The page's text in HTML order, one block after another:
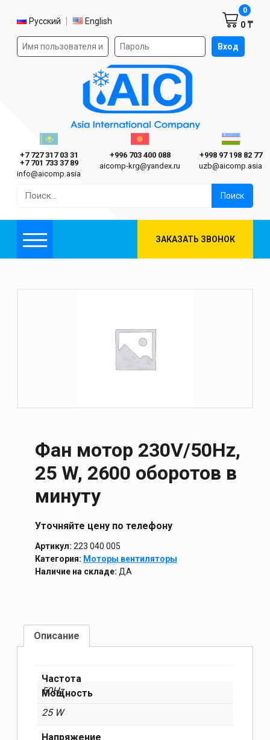
Выбор языка
Русский English
Форма авторизации на сайте Вход
0 ₸
0
Asia International Company
Казахстан г. Алматы
+7 727 317 03 31
+7 701 733 37 89
info@aicomp.asia
Киргизия г. Бишкек
+996 703 400 088
aicomp‑krg@yandex.ru
+998 97 198 82 77
uzb@aicomp.asia
Меню ЗАКАЗАТЬ ЗВОНОК
Фан мотор 230V/50Hz,
25 W, 2600 оборотов в
минуту
Уточняйте цену по телефону
Артикул: 223 040 005
Категория: Моторы вентиляторы
Наличие на складе: ДА
Описание
Частота
50Hz
Мощность
25 W
Напряжение